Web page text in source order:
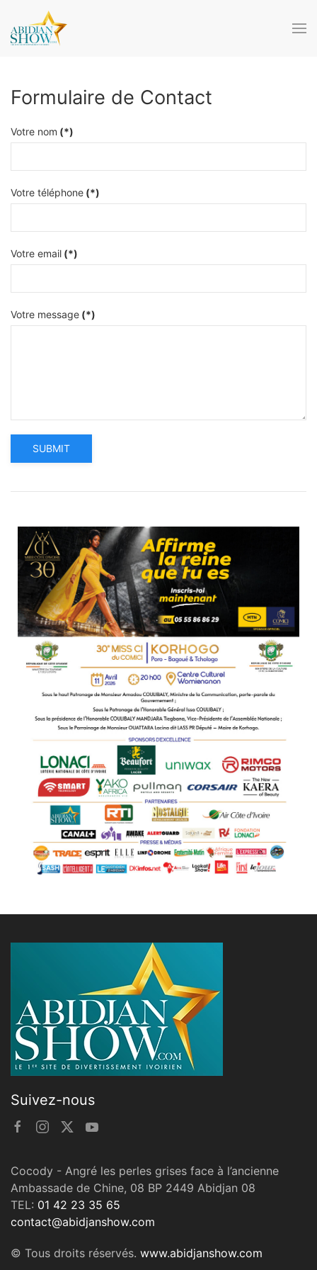
Accéder au contenu principal
Formulaire de Contact
Votre nom (*)
Votre téléphone (*)
Votre email (*)
Votre message (*)
SUBMIT
Suivez-nous
Cocody - Angré les perles grises face à l’ancienne
Ambassade de Chine, 08 BP 2449 Abidjan 08
TEL: 01 42 23 35 65
contact@abidjanshow.com
© Tous droits réservés. www.abidjanshow.com